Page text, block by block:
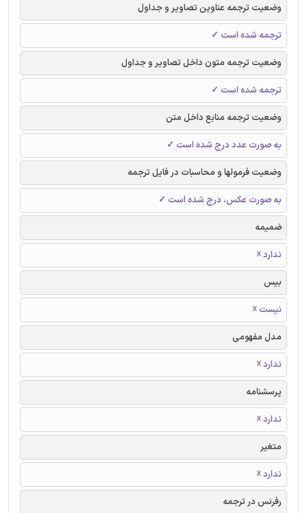
وضعیت ترجمه عناوین تصاویر و جداول
ترجمه شده است ✓
وضعیت ترجمه متون داخل تصاویر و جداول
ترجمه شده است ✓
وضعیت ترجمه منابع داخل متن
به صورت عدد درج شده است ✓
وضعیت فرمولها و محاسبات در فایل ترجمه
به صورت عکس، درج شده است ✓
ضمیمه
ندارد ☓
بیس
نیست ☓
مدل مفهومی
ندارد ☓
پرسشنامه
ندارد ☓
متغیر
ندارد ☓
رفرنس در ترجمه